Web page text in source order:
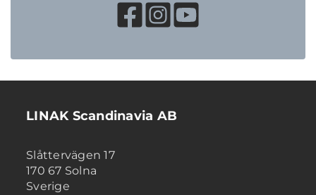
LINAK Scandinavia AB
Slåttervägen 17
170 67 Solna
Sverige